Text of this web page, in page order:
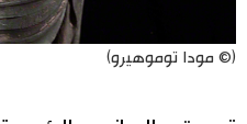
(© مودا توموهيرو)